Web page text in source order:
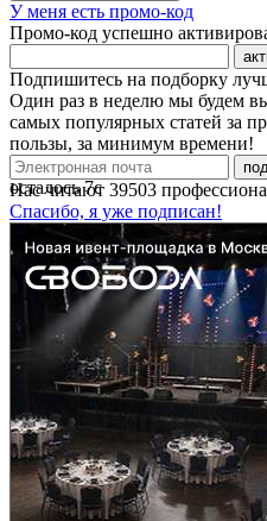
У меня есть промо-код
Промо-код успешно
Подпишитесь на подборку
Один раз в неделю мы будем
самых популярных статей за
пользы, за минимум времени!
Нас читают 39503
Спасибо, я уже подписан!
осталось7с